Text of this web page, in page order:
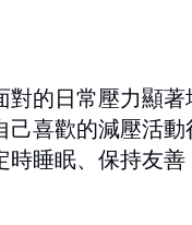
的日常壓力顯
喜歡的減壓活
睡眠、保持友